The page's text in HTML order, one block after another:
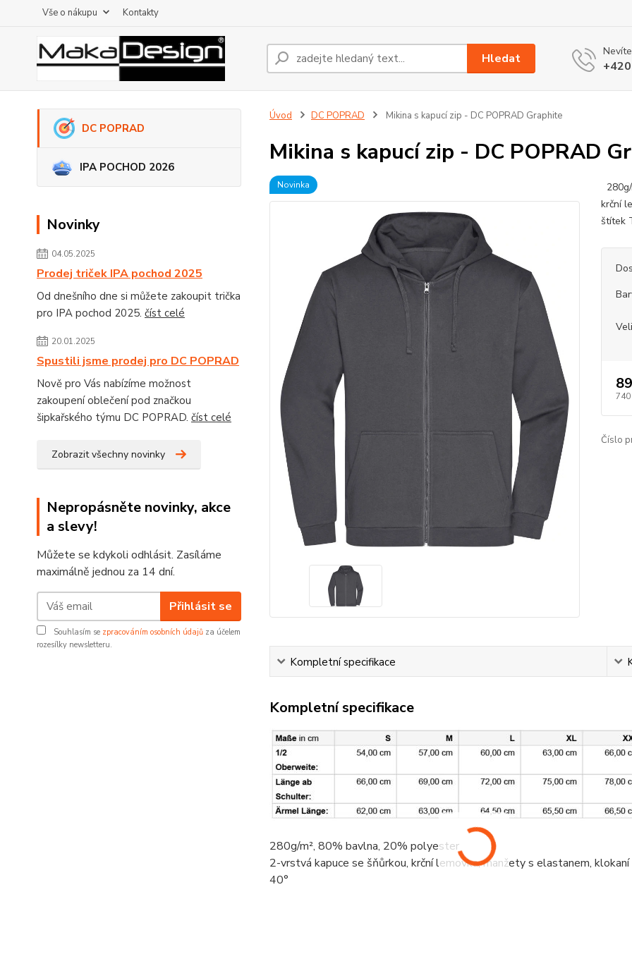
Vše o nákupu Kontakty
Hledat
DC POPRAD
IPA POCHOD 2026
Novinky
04.05.2025
Prodej triček IPA pochod 2025
Od dnešního dne si můžete zakoupit trička
pro IPA pochod 2025. číst celé
20.01.2025
Spustili jsme prodej pro DC POPRAD
Nově pro Vás nabízíme možnost
zakoupení oblečení pod značkou
šipkařského týmu DC POPRAD. číst celé
Zobrazit všechny novinky
Nepropásněte novinky, akce
a slevy!
Můžete se kdykoli odhlásit. Zasíláme
maximálně jednou za 14 dní.
Přihlásit se
Souhlasím se zpracováním osobních údajů za účelem
rozesílky newsletteru.
Úvod DC POPRAD Mikina s kapucí zip - DC POPRAD Graphite
Mikina s kapucí zip - DC POPRAD
Novinka
krční
štítek
740
Číslo
Kompletní specifikace
Kompletní specifikace
280g/m², 80% bavlna, 20% polyester
2-vrstvá kapuce se šňůrkou, krční lemovka, manžety s elastanem, klokaní
40°